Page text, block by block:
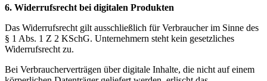
6. Widerrufsrecht bei digitalen Produkten
Das Widerrufsrecht gilt ausschließlich für Verbraucher im Sinne des
§ 1 Abs. 1 Z 2 KSchG. Unternehmern steht kein gesetzliches
Widerrufsrecht zu.
Bei Verbraucherverträgen über digitale Inhalte, die nicht auf einem